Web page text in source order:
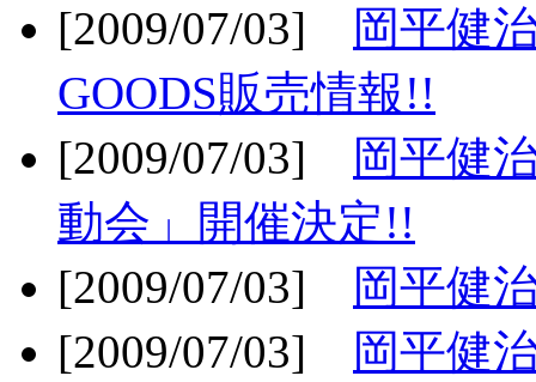
[2009/07/03]
岡平健
GOODS販売情報!!
[2009/07/03]
岡平健
動会」開催決定!!
[2009/07/03]
岡平健
[2009/07/03]
岡平健